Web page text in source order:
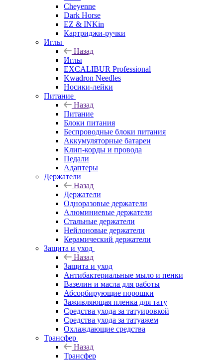
Cheyenne
Dark Horse
EZ & INKin
Картриджи-ручки
Иглы
Назад
Иглы
EXCALIBUR Professional
Kwadron Needles
Носики-лейки
Питание
Назад
Питание
Блоки питания
Беспроводные блоки питания
Аккумуляторные батареи
Клип-корды и провода
Педали
Адаптеры
Держатели
Назад
Держатели
Одноразовые держатели
Алюминиевые держатели
Стальные держатели
Нейлоновые держатели
Керамический держатели
Защита и уход
Назад
Защита и уход
Антибактериальные мыло и пенки
Вазелин и масла для работы
Абсорбирующие порошки
Заживляющая пленка для тату
Средства ухода за татуировкой
Средства ухода за татуажем
Охлаждающие средства
Трансфер
Назад
Трансфер